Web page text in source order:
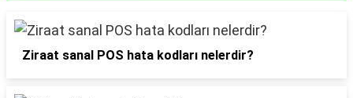
Ziraat sanal POS hata kodları nelerdir?